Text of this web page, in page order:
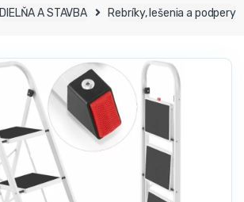
DIELŇA A STAVBA Rebríky, lešenia a podpery